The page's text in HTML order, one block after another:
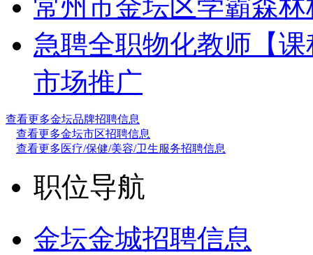
常州市金坛区学霸森
急聘全职物化教师 【
市场推广
查看更多金坛品牌招聘信息
查看更多金坛市区招聘信息
查看更多医疗/保健/美容/卫生服务招聘信息
职位导航
金坛金城招聘信息